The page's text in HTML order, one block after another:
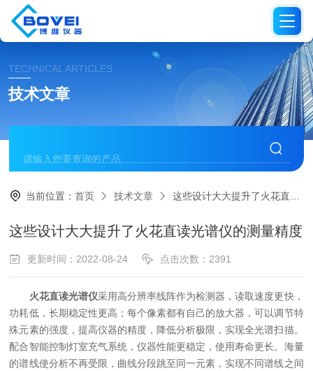
TECHNICAL ARTICLES
技术文章
当前位置：首页 技术文章 这些设计大大提升了火花直读光谱仪的测量精度
这些设计大大提升了火花直读光谱仪的测量精度
更新时间：2022-08-24 点击次数：2391
火花直读光谱仪采用高分辨率线阵作为检测器，读取速度更快，
功耗低，长期稳定性更高；每个像素都有自己的放大器，可以调节特
殊元素的强度，提高仪器的精度，降低分析极限，实现全光谱扫描。
配合智能控制灯室充气系统，仪器性能更稳定，使用寿命更长。海量
的谱线使分析不再受限，曲线分段跳至同一元素，实现不同谱线之间